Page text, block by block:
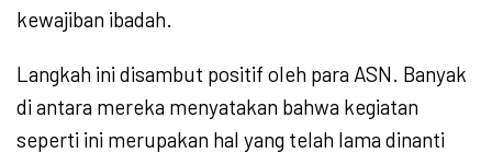
kewajiban ibadah.
Langkah ini disambut positif oleh para ASN. Banyak
di antara mereka menyatakan bahwa kegiatan
seperti ini merupakan hal yang telah lama dinanti